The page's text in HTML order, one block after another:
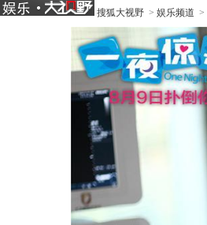
搜狐大视野 > 娱乐频道 >